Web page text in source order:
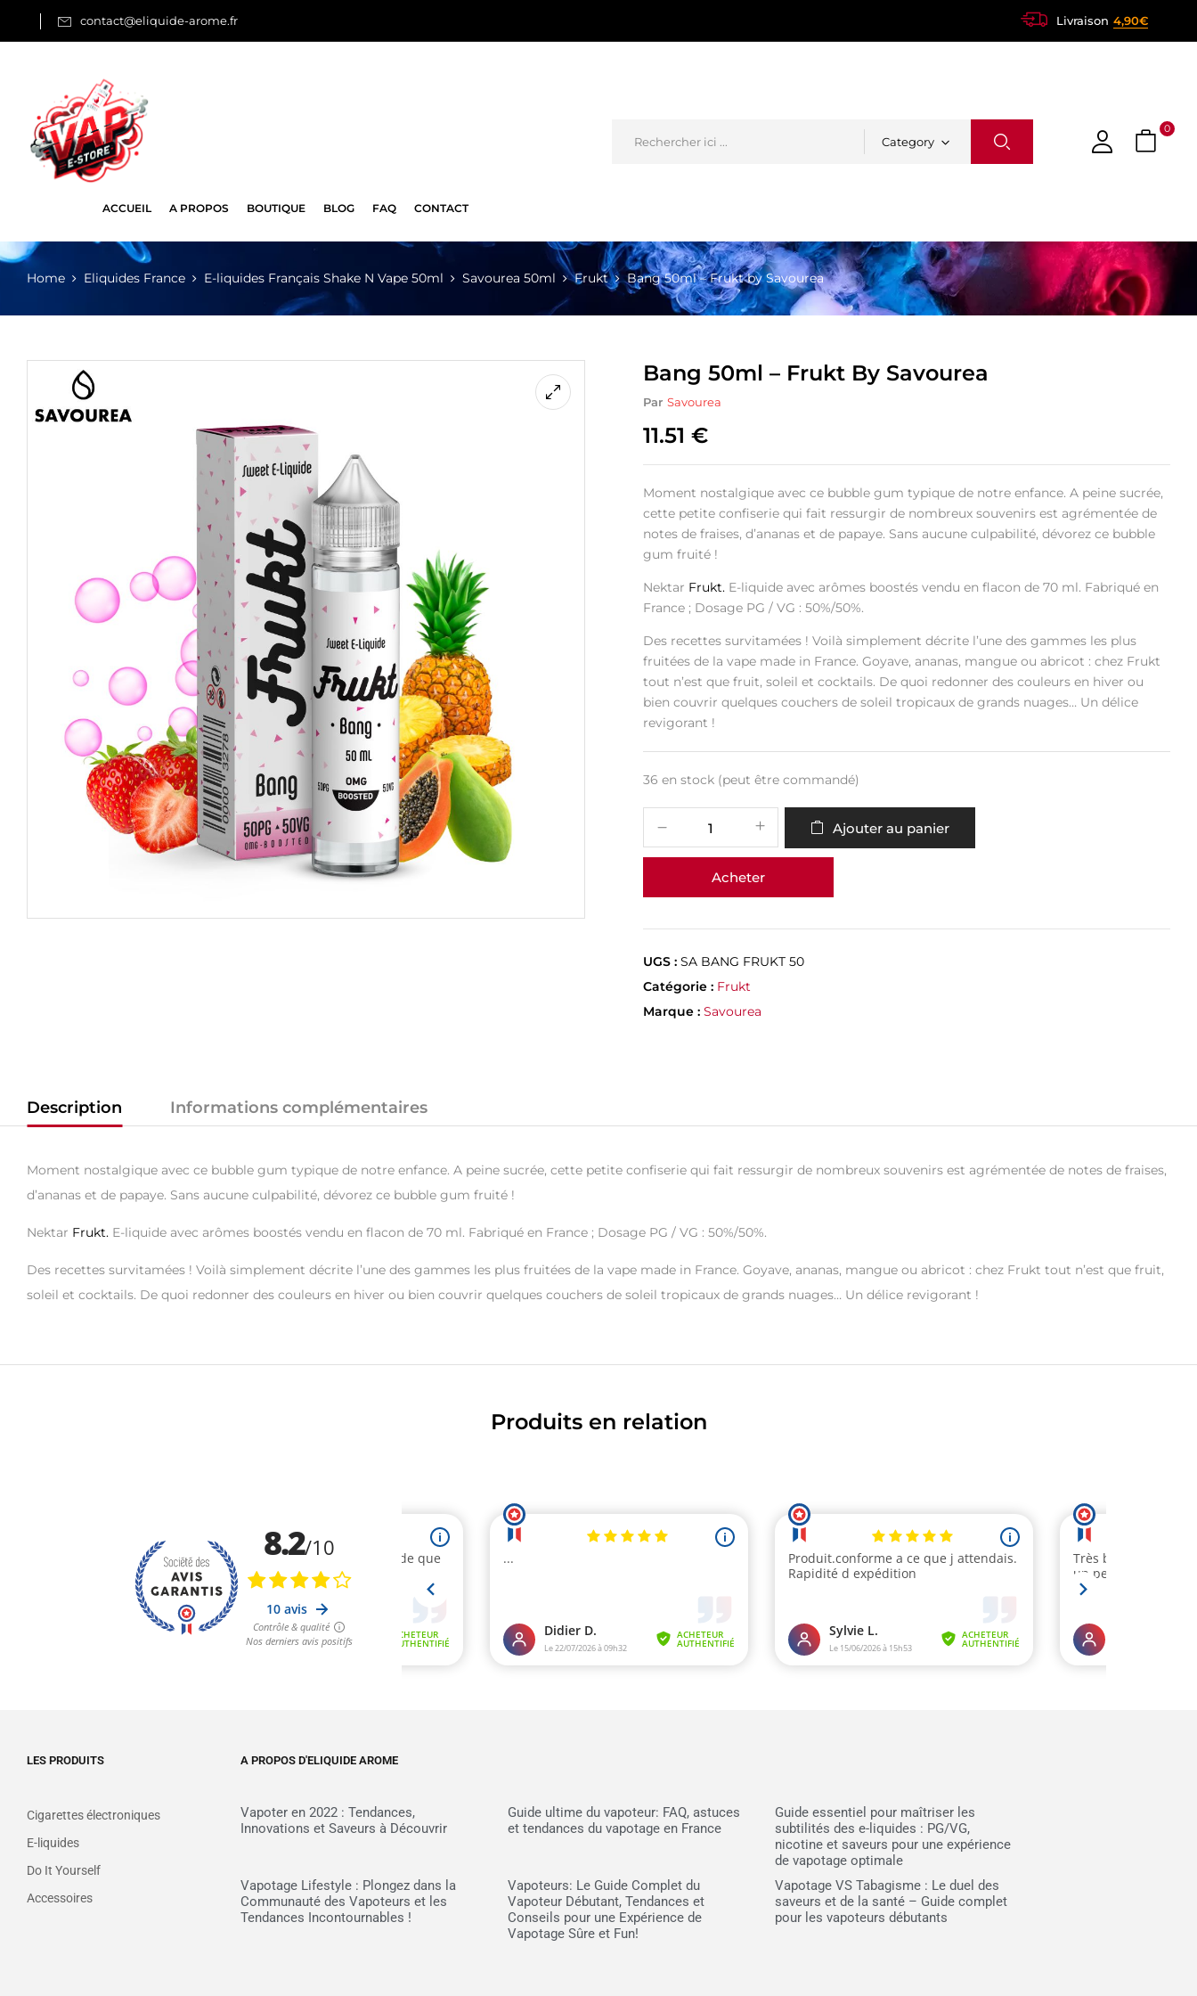
contact@eliquide-arome.fr Livraison 4,90€
ACCUEIL A PROPOS BOUTIQUE BLOG FAQ CONTACT
Category
0
Home Eliquides France E-liquides Français Shake N Vape 50ml Savourea 50ml Frukt Bang 50ml – Frukt by Savourea
Bang 50ml – Frukt By Savourea
Par Savourea
11.51 €
Moment nostalgique avec ce bubble gum typique de notre enfance. A peine sucrée,
cette petite confiserie qui fait ressurgir de nombreux souvenirs est agrémentée de
notes de fraises, d’ananas et de papaye. Sans aucune culpabilité, dévorez ce bubble
gum fruité !
Nektar Frukt. E-liquide avec arômes boostés vendu en flacon de 70 ml. Fabriqué en
France ; Dosage PG / VG : 50%/50%.
Des recettes survitamées ! Voilà simplement décrite l’une des gammes les plus
fruitées de la vape made in France. Goyave, ananas, mangue ou abricot : chez Frukt
tout n’est que fruit, soleil et cocktails. De quoi redonner des couleurs en hiver ou
bien couvrir quelques couchers de soleil tropicaux de grands nuages… Un délice
revigorant !
36 en stock (peut être commandé)
Ajouter au panier
Acheter
UGS : SA BANG FRUKT 50
Catégorie : Frukt
Marque : Savourea
Description Informations complémentaires
Moment nostalgique avec ce bubble gum typique de notre enfance. A peine sucrée, cette petite confiserie qui fait ressurgir de nombreux souvenirs est agrémentée de notes de fraises,
d’ananas et de papaye. Sans aucune culpabilité, dévorez ce bubble gum fruité !
Nektar Frukt. E-liquide avec arômes boostés vendu en flacon de 70 ml. Fabriqué en France ; Dosage PG / VG : 50%/50%.
Des recettes survitamées ! Voilà simplement décrite l’une des gammes les plus fruitées de la vape made in France. Goyave, ananas, mangue ou abricot : chez Frukt tout n’est que fruit,
soleil et cocktails. De quoi redonner des couleurs en hiver ou bien couvrir quelques couchers de soleil tropicaux de grands nuages… Un délice revigorant !
Produits en relation
LES PRODUITS
Cigarettes électroniques
E-liquides
Do It Yourself
Accessoires
A PROPOS D'ELIQUIDE AROME
Vapoter en 2022 : Tendances,
Innovations et Saveurs à Découvrir
Guide ultime du vapoteur: FAQ, astuces
et tendances du vapotage en France
Guide essentiel pour maîtriser les
subtilités des e-liquides : PG/VG,
nicotine et saveurs pour une expérience
de vapotage optimale
Vapotage Lifestyle : Plongez dans la
Communauté des Vapoteurs et les
Tendances Incontournables !
Vapoteurs: Le Guide Complet du
Vapoteur Débutant, Tendances et
Conseils pour une Expérience de
Vapotage Sûre et Fun!
Vapotage VS Tabagisme : Le duel des
saveurs et de la santé – Guide complet
pour les vapoteurs débutants